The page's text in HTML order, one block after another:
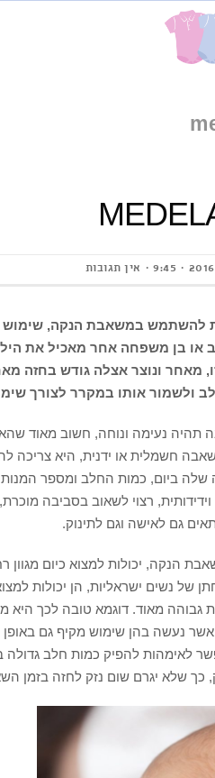
9:45 אין תגובות
להשתמש במשאבת הנקה,
או בן משפחה אחר מאכיל את
ונוצר אצלה גודש בחזה
ולשמור אותו במקרר לצורך
תהיה נעימה ונוחה, חשוב מאוד
חשמלית או ידנית, היא צריכה
ביום, כמות החלב ומספר
רצוי לשאוב בסביבה
גם לאישה וגם לתינוק.
הנקה, יכולות למצוא כיום מגוון
של נשים ישראליות, הן יכולות
גבוהה מאוד. דוגמא טובה לכך
נעשה בהן שימוש מקיף גם
לאימהות להפיק כמות חלב
כך שלא יגרם שום נזק לחזה בזמן